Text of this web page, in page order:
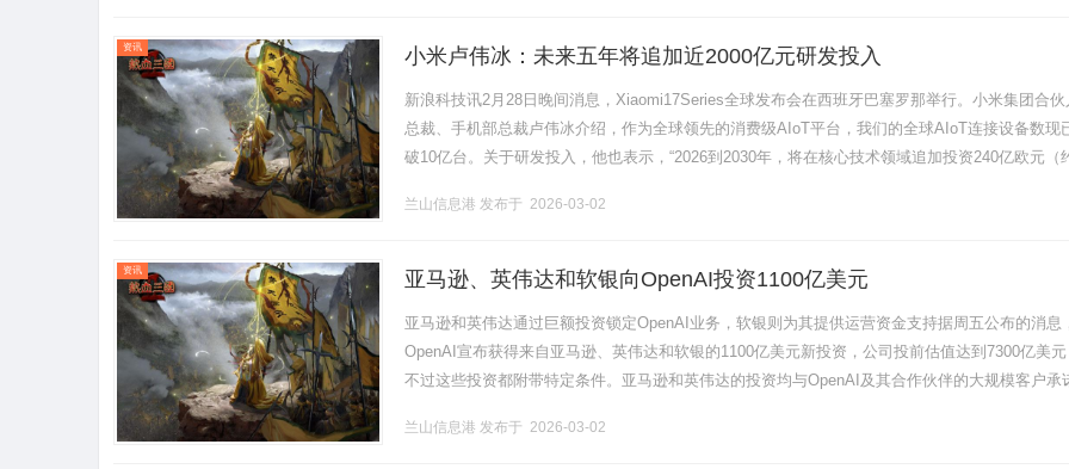
资讯 小米卢伟冰：未来五年将追加近2000亿元研发投入
新浪科技讯2月28日晚间消息，Xiaomi17Series全球发布会在西班牙巴塞罗那举行。小米集团合伙
总裁、手机部总裁卢伟冰介绍，作为全球领先的消费级AIoT平台，我们的全球AIoT连接设备数现
破10亿台。关于研发投入，他也表示，“2026到2030年，将在核心技术领域追加投资240亿欧元（
兰山信息港 发布于 2026-03-02
资讯 亚马逊、英伟达和软银向OpenAI投资1100亿美元
亚马逊和英伟达通过巨额投资锁定OpenAI业务，软银则为其提供运营资金支持据周五公布的消息
OpenAI宣布获得来自亚马逊、英伟达和软银的1100亿美元新投资，公司投前估值达到7300亿美元
不过这些投资都附带特定条件。亚马逊和英伟达的投资均与OpenAI及其合作伙伴的大规模客户承
兰山信息港 发布于 2026-03-02